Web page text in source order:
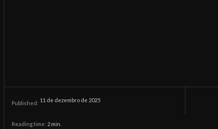
Published: 11 de dezembro de 2025
Reading time: 2 min.